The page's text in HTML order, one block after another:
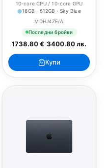
10-core CPU / 10-core GPU
16GB · 512GB · Sky Blue
MDHJ4ZE/A
Последни бройки
1738.80 €/3400.80 лв.
Купи